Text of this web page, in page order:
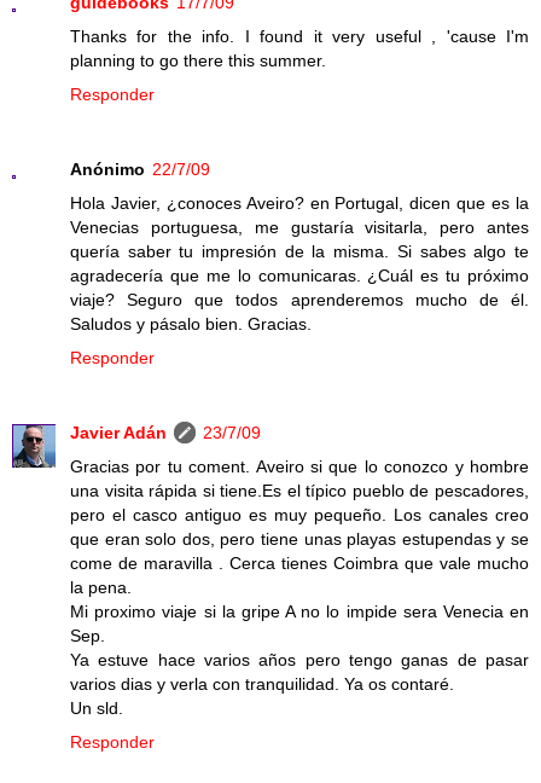
Thanks for the info. I found it very useful , 'cause I'm
planning to go there this summer.
Responder
Anónimo 22/7/09
Hola Javier, ¿conoces Aveiro? en Portugal, dicen que es la
Venecias portuguesa, me gustaría visitarla, pero antes
quería saber tu impresión de la misma. Si sabes algo te
agradecería que me lo comunicaras. ¿Cuál es tu próximo
viaje? Seguro que todos aprenderemos mucho de él.
Saludos y pásalo bien. Gracias.
Responder
Javier Adán
23/7/09
Gracias por tu coment. Aveiro si que lo conozco y hombre
una visita rápida si tiene.Es el típico pueblo de pescadores,
pero el casco antiguo es muy pequeño. Los canales creo
que eran solo dos, pero tiene unas playas estupendas y se
come de maravilla . Cerca tienes Coimbra que vale mucho
la pena.
Mi proximo viaje si la gripe A no lo impide sera Venecia en
Sep.
Ya estuve hace varios años pero tengo ganas de pasar
varios dias y verla con tranquilidad. Ya os contaré.
Un sld.
Responder